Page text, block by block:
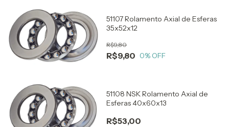
51107 Rolamento Axial de Esferas
35x52x12
R$9,80
R$9,80
0% OFF
51108 NSK Rolamento Axial de
Esferas 40x60x13
R$53,00